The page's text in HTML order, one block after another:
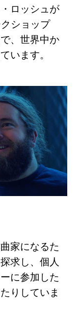
ロッシュが
ショップ
、世界中か
います。
家になるた
求し、個人
に参加した
りしていま